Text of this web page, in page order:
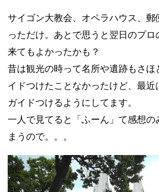
サイゴン大教会、オペラハウス、郵
っただけ。あとで思うと翌日のプロ
来てもよかったかも？
昔は観光の時って名所や遺跡もさほ
イドつけたことなかったけど、最近
ガイドつけるようにしてます。
一人で見てると「ふーん」て感想の
まうので。。。